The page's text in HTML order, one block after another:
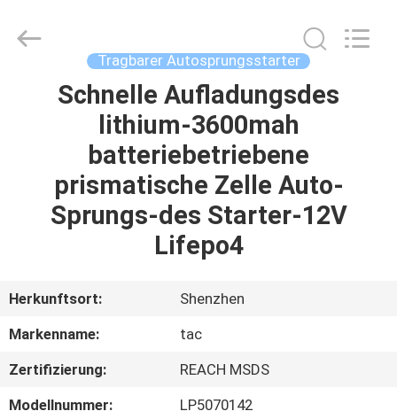
HAUS
PRODUKTE
VIDEOS
UNS
AUSFLUG
Energy
Technology
Tragbarer Autosprungsstarter
Schnelle Aufladungsdes
lithium-3600mah
batteriebetriebene
prismatische Zelle Auto-
Sprungs-des Starter-12V
Lifepo4
Herkunftsort:
Shenzhen
Markenname:
tac
Zertifizierung:
REACH MSDS
Modellnummer:
LP5070142